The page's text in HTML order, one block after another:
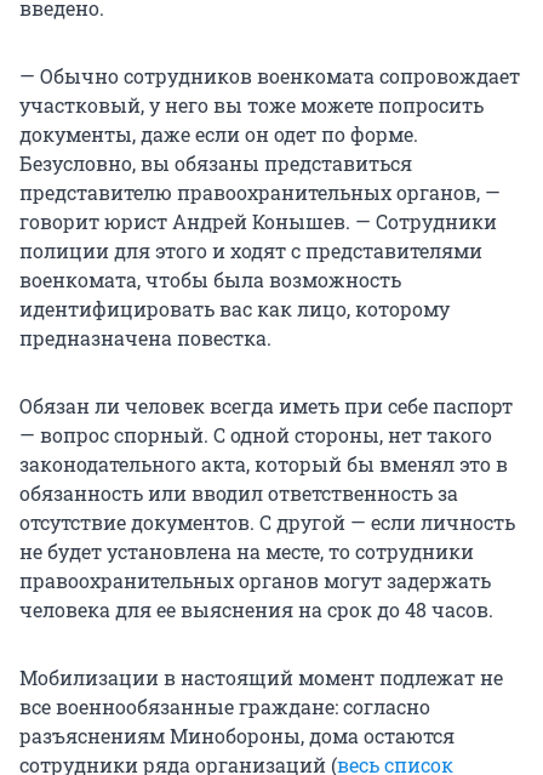
введено.
— Обычно сотрудников военкомата сопровождает
участковый, у него вы тоже можете попросить
документы, даже если он одет по форме.
Безусловно, вы обязаны представиться
представителю правоохранительных органов, —
говорит юрист Андрей Конышев. — Сотрудники
полиции для этого и ходят с представителями
военкомата, чтобы была возможность
идентифицировать вас как лицо, которому
предназначена повестка.
Обязан ли человек всегда иметь при себе паспорт
— вопрос спорный. С одной стороны, нет такого
законодательного акта, который бы вменял это в
обязанность или вводил ответственность за
отсутствие документов. С другой — если личность
не будет установлена на месте, то сотрудники
правоохранительных органов могут задержать
человека для ее выяснения на срок до 48 часов.
Мобилизации в настоящий момент подлежат не
все военнообязанные граждане: согласно
разъяснениям Минобороны, дома остаются
сотрудники ряда организаций (весь список